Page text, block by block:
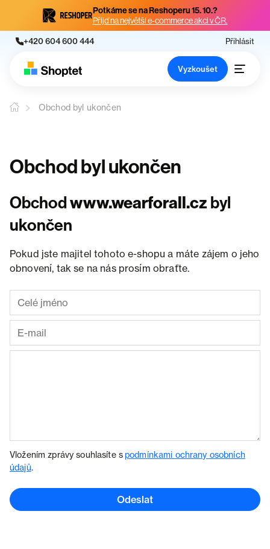
Potkáme se na Reshoperu 15. 10.?
Přijď na největší e-commerce akci v ČR.
+420 604 600 444 Přihlásit
Vyzkoušet
Obchod byl ukončen
Obchod byl ukončen
Obchodwww.wearforall.cz byl
ukončen
Pokud jste majitel tohoto e-shopu a máte zájem o jeho
obnovení, tak se na nás prosím obraťte.
Vložením zprávy souhlasíte spodmínkami ochrany osobních
údajů.
Odeslat